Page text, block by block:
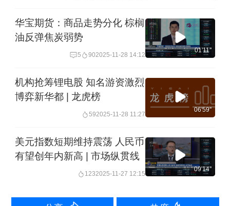
华宝期货：商品走势分化 棕榈
油反弹焦炭弱势
5 902025-11-28 14:12
01'11''
机构抢筹锂电股 知名游资激烈
博弈新华都 | 龙虎榜
592025-11-28 11:27
06'59''
美元指数短期维持震荡 人民币
有望创年内新高 | 市场纵贯线
1232025-11-27 12:15
09'14''